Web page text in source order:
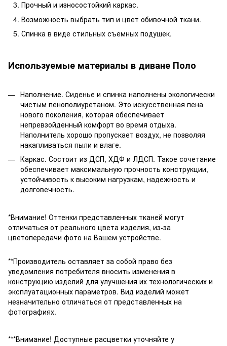
Прочный и износостойкий каркас.
Возможность выбрать тип и цвет обивочной ткани.
Спинка в виде стильных съемных подушек.
Используемые материалы в диване Поло
Наполнение. Сиденье и спинка наполнены экологически
чистым пенополиуретаном. Это искусственная пена
нового поколения, которая обеспечивает
непревзойденный комфорт во время отдыха.
Наполнитель хорошо пропускает воздух, не позволяя
накапливаться пыли и влаге.
Каркас. Состоит из ДСП, ХДФ и ЛДСП. Такое сочетание
обеспечивает максимальную прочность конструкции,
устойчивость к высоким нагрузкам, надежность и
долговечность.
*Внимание! Оттенки представленных тканей могут
отличаться от реального цвета изделия, из-за
цветопередачи фото на Вашем устройстве.
**Производитель оставляет за собой право без
уведомления потребителя вносить изменения в
конструкцию изделий для улучшения их технологических и
эксплуатационных параметров. Вид изделий может
незначительно отличаться от представленных на
фотографиях.
***Внимание! Доступные расцветки уточняйте у